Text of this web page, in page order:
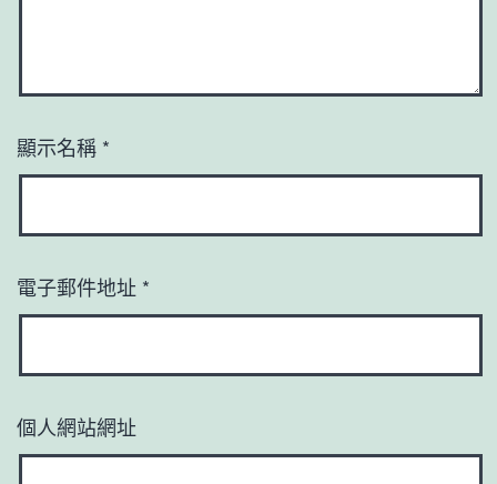
顯示名稱 *
電子郵件地址 *
個人網站網址